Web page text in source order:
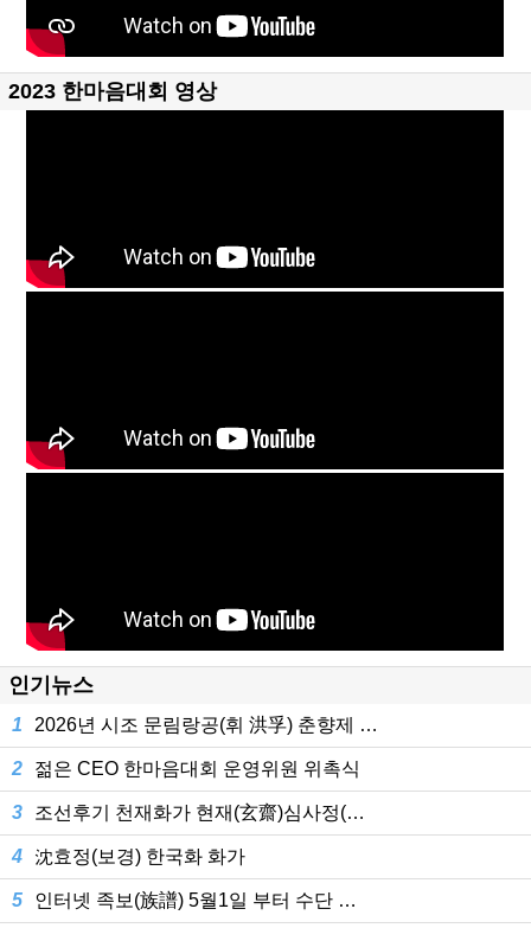
2023 한마음대회 영상
인기뉴스
1 2026년 시조 문림랑공(휘 洪孚) 춘향제 …
2 젊은 CEO 한마음대회 운영위원 위촉식
3 조선후기 천재화가 현재(玄齋)심사정(…
4 沈효정(보경) 한국화 화가
5 인터넷 족보(族譜) 5월1일 부터 수단 …